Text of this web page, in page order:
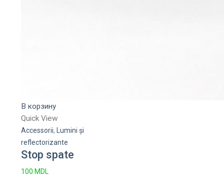
В корзину
Quick View
Accessorii,
Lumini și
reflectorizante
Stop spate
100 MDL